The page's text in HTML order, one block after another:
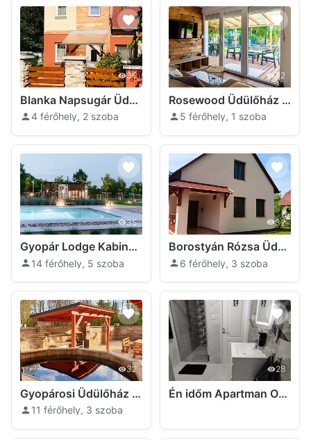
36
Blanka Napsugár Üdülőház Orosháza
4 férőhely, 2 szoba
32
Rosewood Üdülőház -Gyopárosfürdő Orosháza
5 férőhely, 1 szoba
35
Gyopár Lodge Kabinházak Orosháza
14 férőhely, 5 szoba
32
Borostyán Rózsa Üdülőház Orosháza
6 férőhely, 3 szoba
32
Gyopárosi Üdülőház Orosháza
11 férőhely, 3 szoba
28
Én időm Apartman Orosháza